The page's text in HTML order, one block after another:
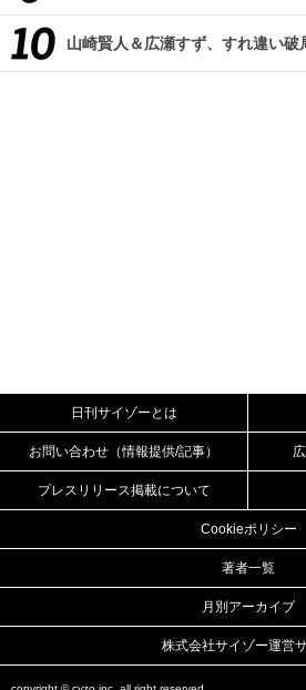
山崎賢人＆広瀬すず、すれ違い
日刊サイゾーとは
お問い合わせ（情報提供/記事）
プレスリリース掲載について
Cookieポリシー
著者一覧
月別アーカイブ
株式会社サイゾー運営